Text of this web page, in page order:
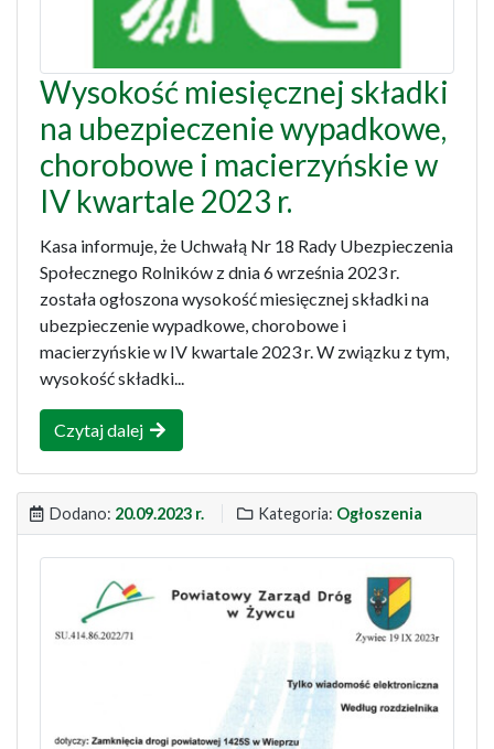
Wysokość miesięcznej składki
na ubezpieczenie wypadkowe,
chorobowe i macierzyńskie w
IV kwartale 2023 r.
Kasa informuje, że Uchwałą Nr 18 Rady Ubezpieczenia
Społecznego Rolników z dnia 6 września 2023 r.
została ogłoszona wysokość miesięcznej składki na
ubezpieczenie wypadkowe, chorobowe i
macierzyńskie w IV kwartale 2023 r. W związku z tym,
wysokość składki...
Czytaj dalej
Dodano: 20.09.2023 r. Kategoria: Ogłoszenia